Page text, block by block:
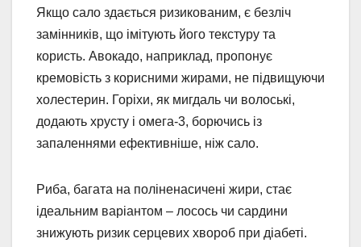
Якщо сало здається ризикованим, є безліч
замінників, що імітують його текстуру та
користь. Авокадо, наприклад, пропонує
кремовість з корисними жирами, не підвищуючи
холестерин. Горіхи, як мигдаль чи волоські,
додають хрусту і омега-3, борючись із
запаленнями ефективніше, ніж сало.
Риба, багата на поліненасичені жири, стає
ідеальним варіантом – лосось чи сардини
знижують ризик серцевих хвороб при діабеті.